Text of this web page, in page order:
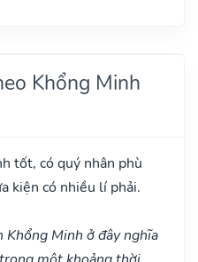
Khổng Minh
tốt, có quý nhân phù
kiện có nhiều lí phải.
Minh ở đây nghĩa